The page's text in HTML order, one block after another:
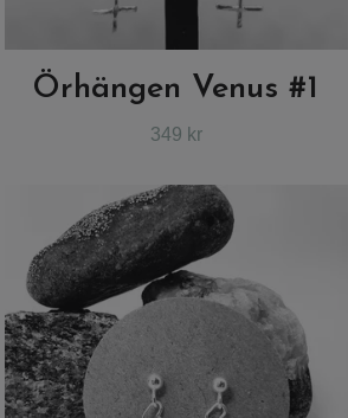
Örhängen Venus #1
349 kr